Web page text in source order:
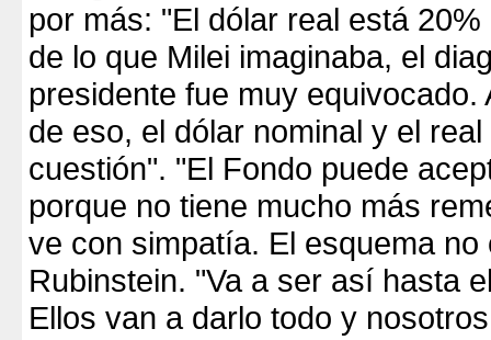
por más: "El dólar real está
de lo que Milei imaginaba, el
presidente fue muy equivocado.
de eso, el dólar nominal y el
cuestión". "El Fondo puede
porque no tiene mucho más
ve con simpatía. El esquema
Rubinstein. "Va a ser así hasta
Ellos van a darlo todo y